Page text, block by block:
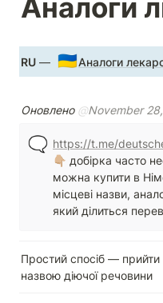
Аналоги
RU — 🇺🇦Аналоги
Оновлено @November
🗨️ https://t.me/
👇🏼 добірка часто
можна купити в
місцеві назви,
який ділиться
Простий спосіб — прийти
назвою діючої речовини